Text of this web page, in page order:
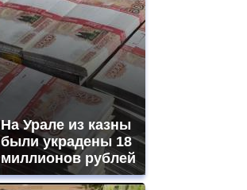
На Урале из казны
были украдены 18
миллионов рублей